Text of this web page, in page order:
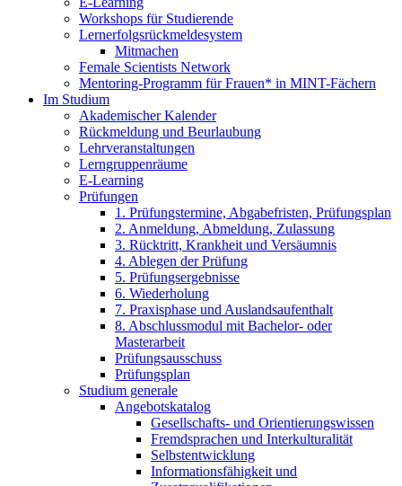
Workshops für Studierende
Lernerfolgsrückmeldesystem
Mitmachen
Female Scientists Network
Mentoring-Programm für Frauen* in MINT-Fächern
Im Studium
Akademischer Kalender
Rückmeldung und Beurlaubung
Lehrveranstaltungen
Lerngruppenräume
E-Learning
Prüfungen
1. Prüfungstermine, Abgabefristen, Prüfungsplan
2. Anmeldung, Abmeldung, Zulassung
3. Rücktritt, Krankheit und Versäumnis
4. Ablegen der Prüfung
5. Prüfungsergebnisse
6. Wiederholung
7. Praxisphase und Auslandsaufenthalt
8. Abschlussmodul mit Bachelor- oder
Masterarbeit
Prüfungsausschuss
Prüfungsplan
Studium generale
Angebotskatalog
Gesellschafts- und Orientierungswissen
Fremdsprachen und Interkulturalität
Selbstentwicklung
Informationsfähigkeit und